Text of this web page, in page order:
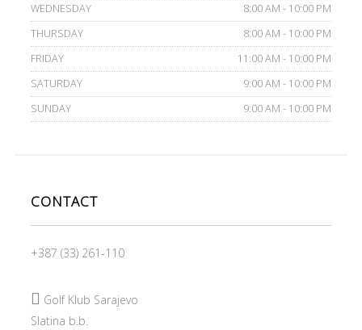
WEDNESDAY
8:00 AM - 10:00 PM
THURSDAY
8:00 AM - 10:00 PM
FRIDAY
11:00 AM - 10:00 PM
SATURDAY
9:00 AM - 10:00 PM
SUNDAY
9:00 AM - 10:00 PM
CONTACT
+387 (33) 261-110
 Golf Klub Sarajevo
Slatina b.b.